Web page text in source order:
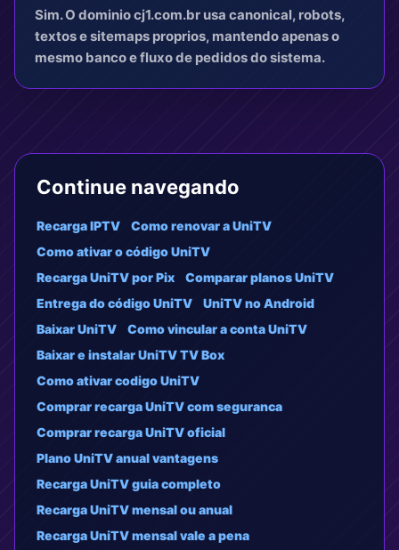
Sim. O dominio cj1.com.br usa canonical, robots,
textos e sitemaps proprios, mantendo apenas o
mesmo banco e fluxo de pedidos do sistema.
Continue navegando
Recarga IPTV
Como renovar a UniTV
Como ativar o código UniTV
Recarga UniTV por Pix
Comparar planos UniTV
Entrega do código UniTV
UniTV no Android
Baixar UniTV
Como vincular a conta UniTV
Baixar e instalar UniTV TV Box
Como ativar codigo UniTV
Comprar recarga UniTV com seguranca
Comprar recarga UniTV oficial
Plano UniTV anual vantagens
Recarga UniTV guia completo
Recarga UniTV mensal ou anual
Recarga UniTV mensal vale a pena